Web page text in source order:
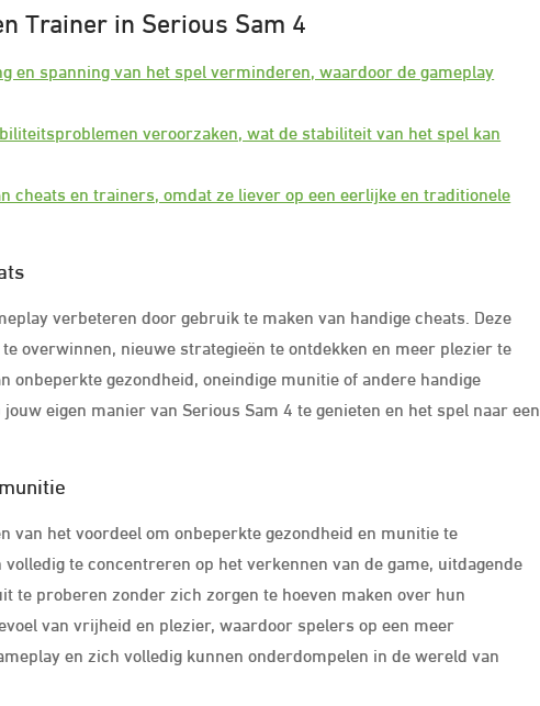
Trainer in Serious Sam 4
en spanning van het spel verminderen, waardoor de gameplay
veroorzaken, wat de stabiliteit van het spel kan
cheats en trainers, omdat ze liever op een eerlijke en traditionele
verbeteren door gebruik te maken van handige cheats. Deze
overwinnen, nieuwe strategieën te ontdekken en meer plezier te
onbeperkte gezondheid, oneindige munitie of andere handige
eigen manier van Serious Sam 4 te genieten en het spel naar een
van het voordeel om onbeperkte gezondheid en munitie te
te concentreren op het verkennen van de game, uitdagende
te proberen zonder zich zorgen te hoeven maken over hun
van vrijheid en plezier, waardoor spelers op een meer
en zich volledig kunnen onderdompelen in de wereld van